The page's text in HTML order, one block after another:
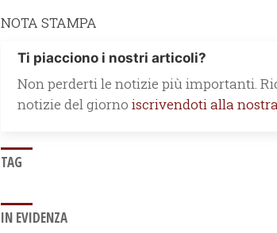
NOTA STAMPA
Ti piacciono i nostri articoli?
Non perderti le notizie più importanti.
notizie del giorno iscrivendoti alla
TAG
IN EVIDENZA